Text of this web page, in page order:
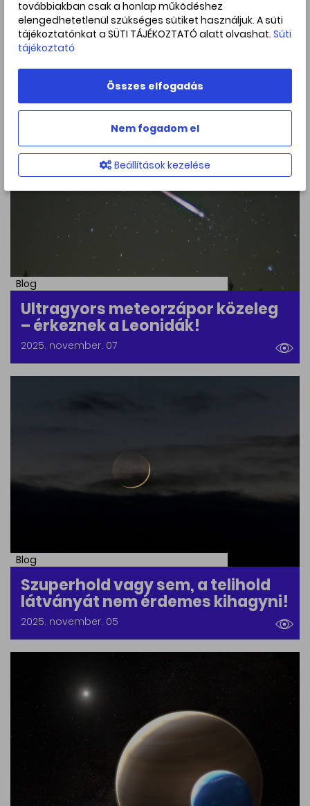
Blog
Egy visszatérő nóva felülírhatja
eddigi elméleteinket
2025. november. 07
Blog
Ultragyors meteorzápor közeleg
– érkeznek a Leonidák!
2025. november. 07
Blog
Szuperhold vagy sem, a telihold
látványát nem érdemes kihagyni!
2025. november. 05
továbbiakban csak a honlap működéshez
elengedhetetlenül szükséges sütiket használjuk. A süti
tájékoztatónkat a SÜTI TÁJÉKOZTATÓ alatt olvashat. Süti
tájékoztató
Összes elfogadás
Nem fogadom el
Beállítások kezelése